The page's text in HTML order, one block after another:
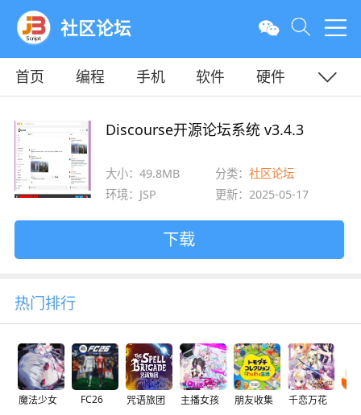
社区论坛
首页 编程 手机 软件
硬件
Discourse开源论坛系统 v3.4.3
大小：49.8MB 分类：社区论坛
环境：JSP
更新：2025-05-17
下载
热门排行
魔法少女 FC26 咒语旅团 主播女孩 朋友收集 千恋万花